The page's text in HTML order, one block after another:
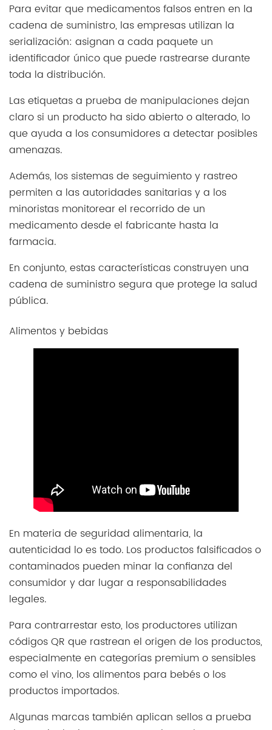
Para evitar que medicamentos falsos entren en la
cadena de suministro, las empresas utilizan la
serialización: asignan a cada paquete un
identificador único que puede rastrearse durante
toda la distribución.
Las etiquetas a prueba de manipulaciones dejan
claro si un producto ha sido abierto o alterado, lo
que ayuda a los consumidores a detectar posibles
amenazas.
Además, los sistemas de seguimiento y rastreo
permiten a las autoridades sanitarias y a los
minoristas monitorear el recorrido de un
medicamento desde el fabricante hasta la
farmacia.
En conjunto, estas características construyen una
cadena de suministro segura que protege la salud
pública.
Alimentos y bebidas
En materia de seguridad alimentaria, la
autenticidad lo es todo. Los productos falsificados o
contaminados pueden minar la confianza del
consumidor y dar lugar a responsabilidades
legales.
Para contrarrestar esto, los productores utilizan
códigos QR que rastrean el origen de los productos,
especialmente en categorías premium o sensibles
como el vino, los alimentos para bebés o los
productos importados.
Algunas marcas también aplican sellos a prueba